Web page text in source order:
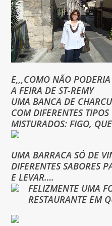
E,,,COMO NÃO
A FEIRA DE ST-REMY
UMA BANCA DE
COM DIFERENTES
MISTURADOS: FIGO,
UMA BARRACA SÓ DE
DIFERENTES SABORES
E LEVAR….
FELIZMENTE UMA
RESTAURANTE EM